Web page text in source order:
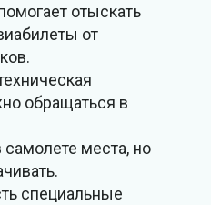
отыскать
от
обращаться в
места, но
специальные